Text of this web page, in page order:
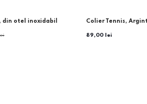
din otel inoxidabil
Colier Tennis,
89,00 lei